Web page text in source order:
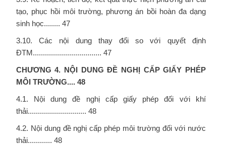
tạo, phục hồi môi trường, phương án bồi hoàn đa dạng
sinh học........ 47
3.10. Các nội dung thay đổi so với quyết định
ĐTM.................................. 47
CHƯƠNG 4. NỘI DUNG ĐỀ NGHỊ CẤP GIẤY PHÉP
MÔI TRƯỜNG.... 48
4.1. Nội dung đề nghị cấp giấy phép đối với khí
thải............................. 48
4.2. Nội dung đề nghị cấp phép môi trường đối với nước
thải............ 48